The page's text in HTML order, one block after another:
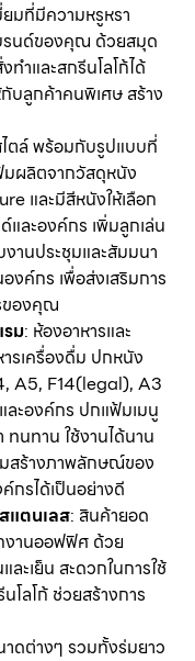
มที่มีความหรูหรา
นด์ของคุณ ด้วยสมุด
ำและสกรีนโลโก้ได้
บลูกค้าคนพิเศษ สร้าง
ตล์ พร้อมกับรูปแบบที่
มผลิตจากวัสดุหนัง
และมีสีหนังให้เลือก
ละองค์กร เพิ่มลูกเล่น
านประชุมและสัมมนา
งค์กร เพื่อส่งเสริมการ
ของคุณ
ม: ห้องอาหารและ
รเครื่องดื่ม ปกหนัง
A5, F14(legal), A3
ละองค์กร ปกแฟ้มเมนู
นทาน ใช้งานได้นาน
มสร้างภาพลักษณ์ของ
กรได้เป็นอย่างดี
แตนเลส: สินค้ายอด
งานออฟฟิศ ด้วย
ะเย็น สะดวกในการใช้
โลโก้ ช่วยสร้างการ
ดต่างๆ รวมทั้งร่มยาว